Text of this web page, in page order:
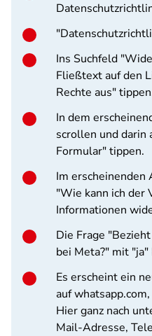
Ins Suchfeld
Fließtext auf den
Rechte aus"
In dem
scrollen und darin
Formular" tippen.
Im erscheinenden
"Wie kann ich der
Informationen
Die Frage
bei Meta?" mit
Es erscheint ein
auf
Hier ganz nach
Mail-Adresse,